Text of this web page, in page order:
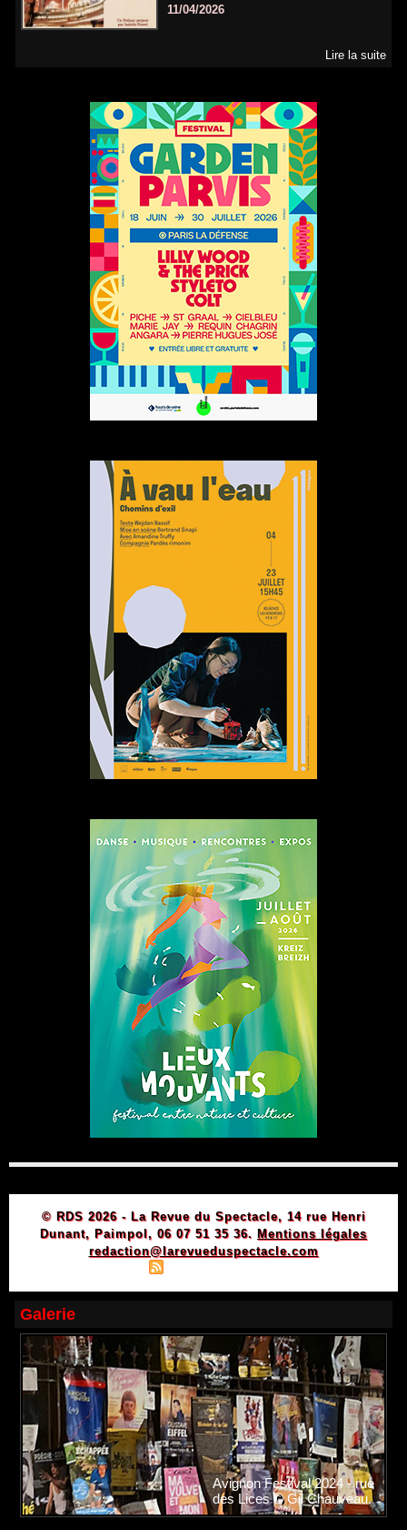
11/04/2026
Lire la suite
© RDS 2026 - La Revue du Spectacle, 14 rue Henri
Dunant, Paimpol, 06 07 51 35 36. Mentions légales
redaction@larevueduspectacle.com
Galerie
Avignon Festival 2024 - rue
des Lices © Gil Chauveau.